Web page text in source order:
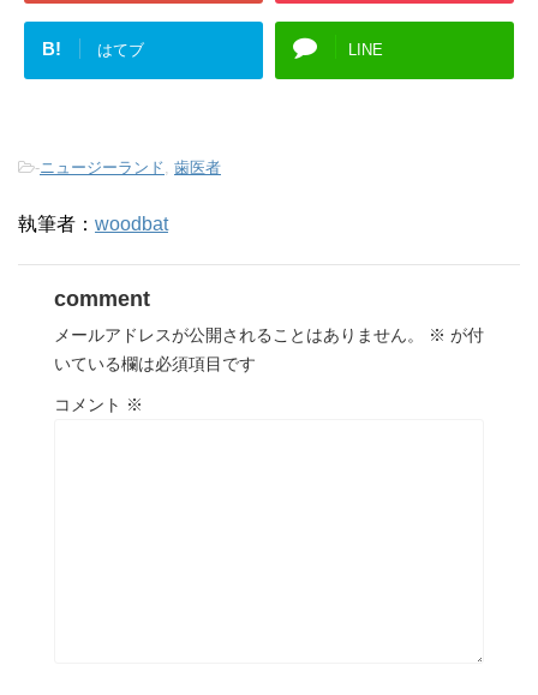
B! はてブ LINE
-ニュージーランド 歯医者
執筆者： woodbat
comment
メールアドレスが公開されることはありません。 ※ が付
いている欄は必須項目です
コメント ※